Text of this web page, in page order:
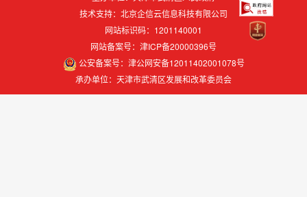
技术支持： 北京企信云信息科技有限公司
网站标识码：1201140001
网站备案号：津ICP备20000396号
公安备案号：津公网安备12011402001078号
承办单位：天津市武清区发展和改革委员会